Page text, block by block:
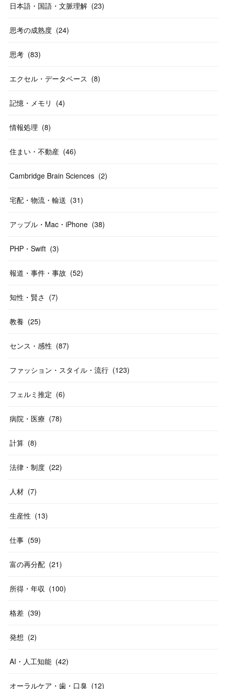
日本語・国語・文脈理解 (23)
思考の成熟度 (24)
思考 (83)
エクセル・データベース (8)
記憶・メモリ (4)
情報処理 (8)
住まい・不動産 (46)
Cambridge Brain Sciences (2)
宅配・物流・輸送 (31)
アップル・Mac・iPhone (38)
PHP・Swift (3)
報道・事件・事故 (52)
知性・賢さ (7)
教養 (25)
センス・感性 (87)
ファッション・スタイル・流行 (123)
フェルミ推定 (6)
病院・医療 (78)
計算 (8)
法律・制度 (22)
人材 (7)
生産性 (13)
仕事 (59)
富の再分配 (21)
所得・年収 (100)
格差 (39)
発想 (2)
AI・人工知能 (42)
オーラルケア・歯・口臭 (12)